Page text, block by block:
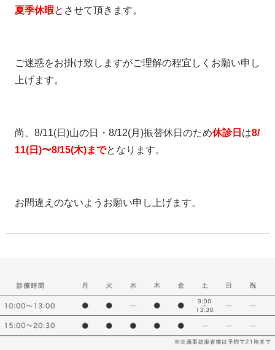
夏季休暇とさせて頂きます。
ご迷惑をお掛け致しますがご理解の程宜しくお願い申し
上げます。
尚、8/11(日)山の日・8/12(月)振替休日のため休診日 は8/
11(日)〜8/15(木)までとなります。
お間違えのないようお願い申し上げます。